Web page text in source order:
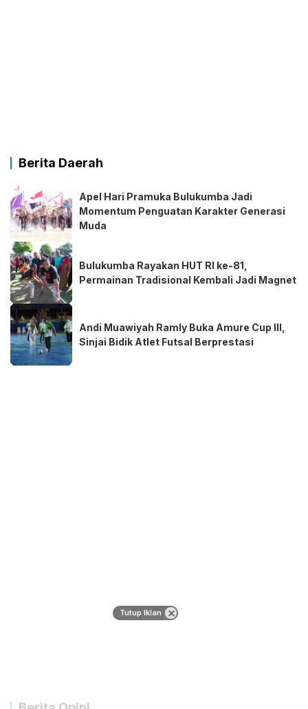
Berita Daerah
Apel Hari Pramuka Bulukumba Jadi
Momentum Penguatan Karakter Generasi
Muda
Bulukumba Rayakan HUT RI ke-81,
Permainan Tradisional Kembali Jadi Magnet
Andi Muawiyah Ramly Buka Amure Cup III,
Sinjai Bidik Atlet Futsal Berprestasi
Tutup Iklan